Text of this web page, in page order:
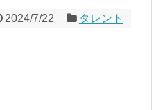
2024/7/22 タレント